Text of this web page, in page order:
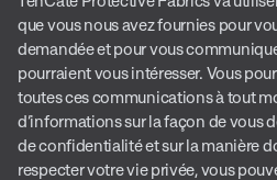
que vous nous avez fournies pour
demandée et pour vous
pourraient vous intéresser. Vous
toutes ces communications à tout
d’informations sur la façon de vous
de confidentialité et sur la manière
respecter votre vie privée, vous